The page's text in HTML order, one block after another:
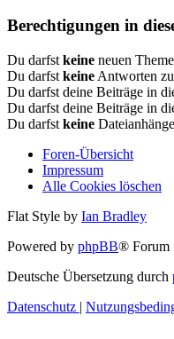
Berechtigungen in
Du darfst keine neuen
Du darfst keine Antworten
Du darfst deine Beiträge in
Du darfst deine Beiträge in
Du darfst keine
Foren-Übersicht
Impressum
Alle Cookies löschen
Flat Style by Ian Bradley
Powered by phpBB® Forum
Deutsche Übersetzung durch
Datenschutz |